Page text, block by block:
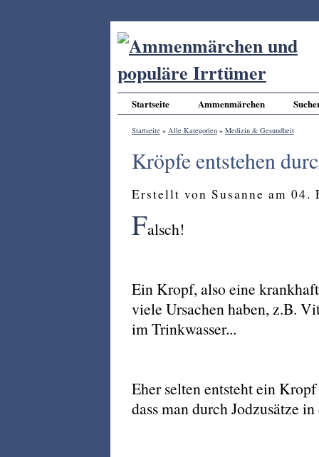
Startseite Ammenmärchen
Startseite » Alle Kategorien » Medizin & Gesundheit
Kröpfe entstehen
Erstellt von Susanne am 04.
Falsch!
Ein Kropf, also eine
viele Ursachen haben, z.B.
im Trinkwasser...
Eher selten entsteht ein
dass man durch Jodzusätze